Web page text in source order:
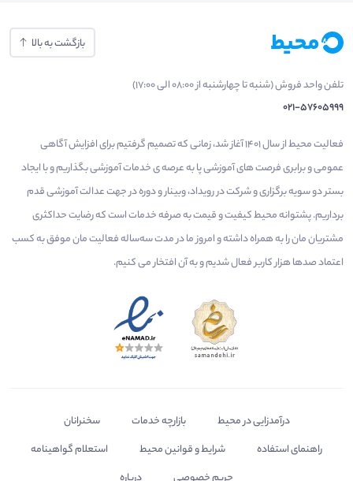
بازگشت به بالا
تلفن واحد فروش (شنبه تا چهارشنبه از 08:00 الی 17:00)
021-57605999
فعالیت محیط از سال 1401 آغاز شد، زمانی که تصمیم گرفتیم برای افزایش آگاهی
عمومی و برابری فرصت های آموزشی پا به عرصه ی خدمات آموزشی بگذاریم و با ایجاد
بستر دو سویه برگزاری و شرکت در رویداد، وبینار و دوره در جهت عدالت آموزشی قدم
برداریم. پشتوانه محیط کیفیت و قیمت به صرفه خدمات است که رضایت حداکثری
مشتریان مان را به همراه داشته و امروز ما در مدت سه‌ساله فعالیت مان موفق به کسب
اعتماد صدها هزار کاربر فعال شدیم و به آن افتخار می‌ کنیم.
درآمدزایی در محیط بازارچه خدمات
سخنرانان
راهنمای استفاده
شرایط و قوانین محیط
استعلام گواهینامه